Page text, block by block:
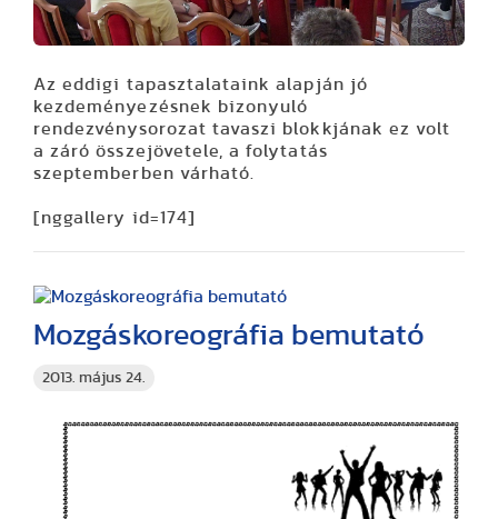
Az eddigi tapasztalataink alapján jó
kezdeményezésnek bizonyuló
rendezvénysorozat tavaszi blokkjának ez volt
a záró összejövetele, a folytatás
szeptemberben várható.
[nggallery id=174]
2013. május 24.
Mozgáskoreográfia bemutató